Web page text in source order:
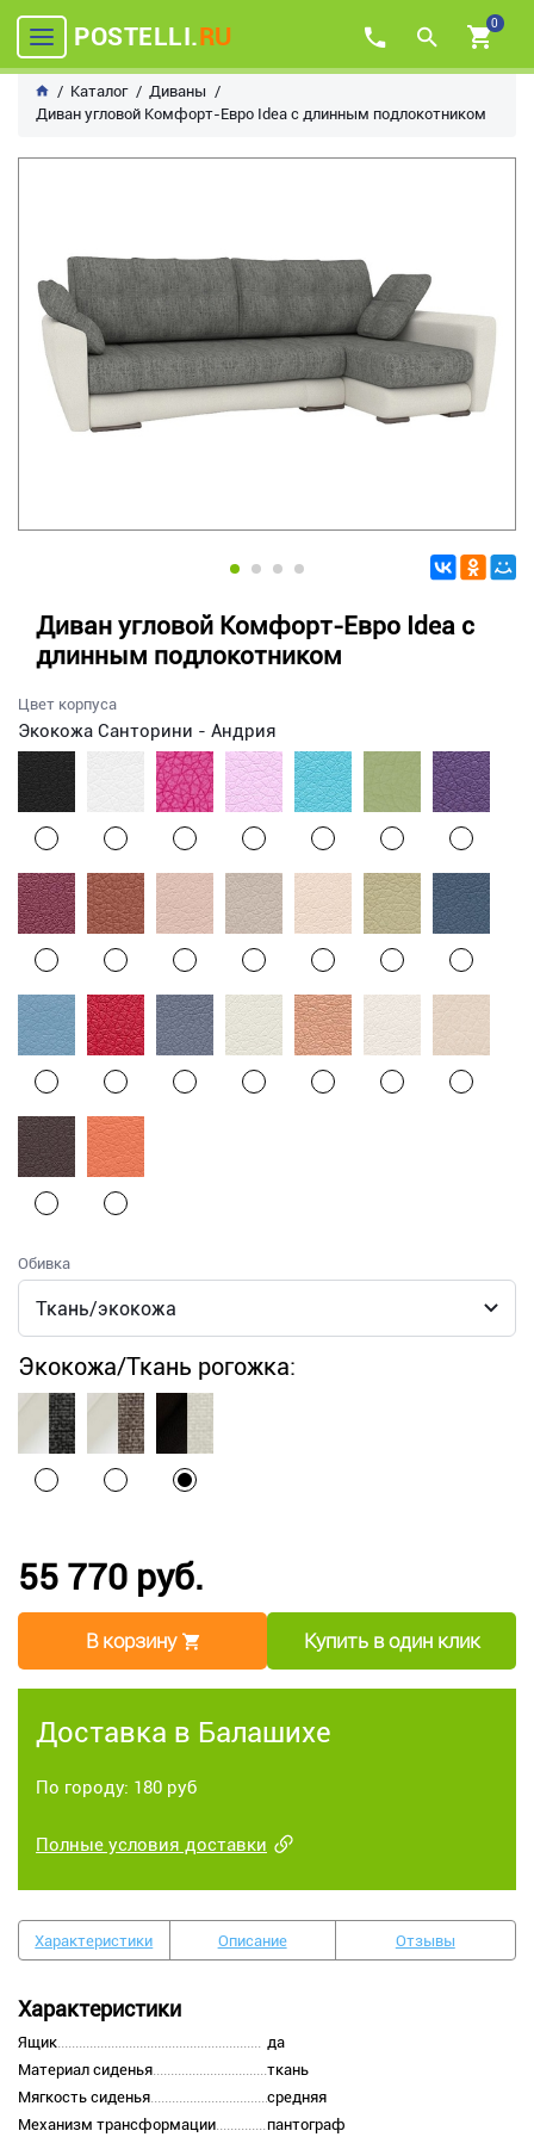
POSTELLI.RU 0
Каталог
Диваны
Диван угловой Комфорт-Евро Idea с длинным подлокотником
Диван угловой Комфорт-Евро Idea с
длинным подлокотником
Цвет корпуса
Экокожа Санторини - Андрия
Обивка
Экокожа/Ткань рогожка:
55 770 руб.
В корзину Купить в один клик
Доставка в Балашихе
По городу: 180 руб
Полные условия доставки
Характеристики Описание Отзывы
Характеристики
Ящик
да
Материал сиденья
ткань
Мягкость сиденья
средняя
Механизм трансформации
пантограф